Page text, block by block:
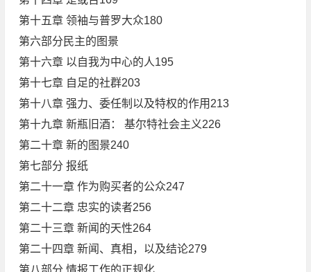
第十五章 领袖与普罗大众180
第六部分民主的图景
第十六章 以自我为中心的人195
第十七章 自足的社群203
第十八章 强力、委任制以及特权的作用213
第十九章 新瓶旧酒： 基尔特社会主义226
第二十章 新的图景240
第七部分 报纸
第二十一章 作为购买者的公众247
第二十二章 忠实的读者256
第二十三章 新闻的天性264
第二十四章 新闻、真相，以及结论279
第八部分 情报工作的正规化